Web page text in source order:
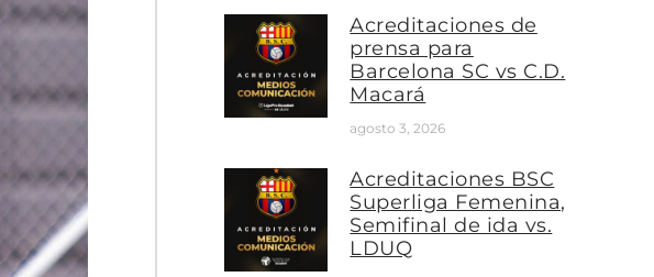
Acreditaciones de
prensa para
Barcelona SC vs C.D.
Macará
agosto 3, 2026
Acreditaciones BSC
Superliga Femenina,
Semifinal de ida vs.
LDUQ